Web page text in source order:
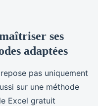
ses
adaptées
pas uniquement
sur une méthode
Excel gratuit